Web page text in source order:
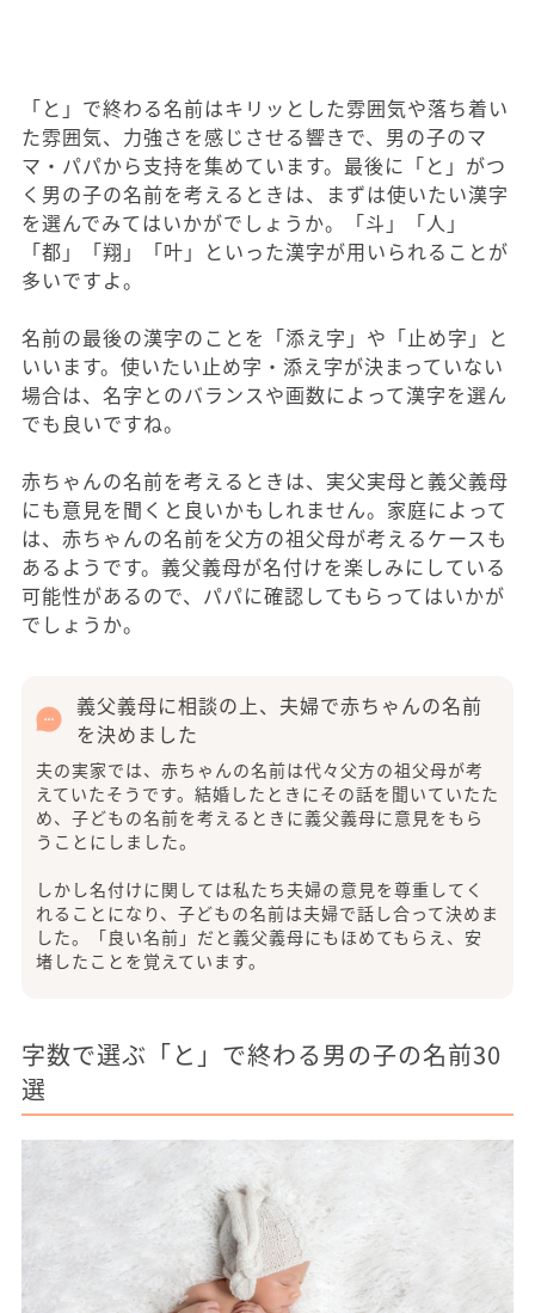
「と」で終わる名前はキリッとした雰囲気や落ち着い
た雰囲気、力強さを感じさせる響きで、男の子のマ
マ・パパから支持を集めています。最後に「と」がつ
く男の子の名前を考えるときは、まずは使いたい漢字
を選んでみてはいかがでしょうか。「斗」「人」
「都」「翔」「叶」といった漢字が用いられることが
多いですよ。
名前の最後の漢字のことを「添え字」や「止め字」と
いいます。使いたい止め字・添え字が決まっていない
場合は、名字とのバランスや画数によって漢字を選ん
でも良いですね。
赤ちゃんの名前を考えるときは、実父実母と義父義母
にも意見を聞くと良いかもしれません。家庭によって
は、赤ちゃんの名前を父方の祖父母が考えるケースも
あるようです。義父義母が名付けを楽しみにしている
可能性があるので、パパに確認してもらってはいかが
でしょうか。
義父義母に相談の上、夫婦で赤ちゃんの名前
を決めました
夫の実家では、赤ちゃんの名前は代々父方の祖父母が考
えていたそうです。結婚したときにその話を聞いていたた
め、子どもの名前を考えるときに義父義母に意見をもら
うことにしました。
しかし名付けに関しては私たち夫婦の意見を尊重してく
れることになり、子どもの名前は夫婦で話し合って決めま
した。「良い名前」だと義父義母にもほめてもらえ、安
堵したことを覚えています。
字数で選ぶ「と」で終わる男の子の名前30
選